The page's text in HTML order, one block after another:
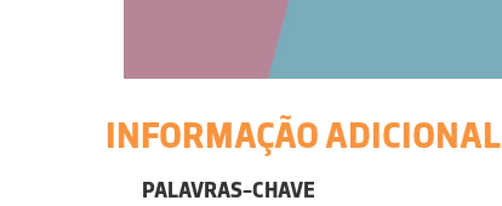
INFORMAÇÃO ADICIONAL
PALAVRAS-CHAVE